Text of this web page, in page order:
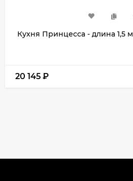
Кухня Принцесса - длина 1,5 м
20 145 ₽